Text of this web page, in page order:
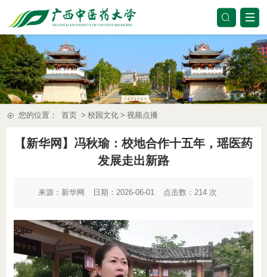
您的位置： 首页 > 校园文化 > 视频点播
【新华网】冯秋瑜：校地合作十五年，瑶医药
发展走出新路
来源： 新华网 日期：2026-06-01 点击数： 214次